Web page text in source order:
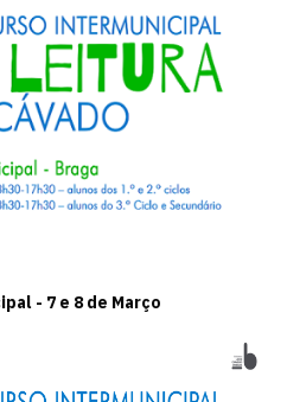
- 7 e 8 de Março